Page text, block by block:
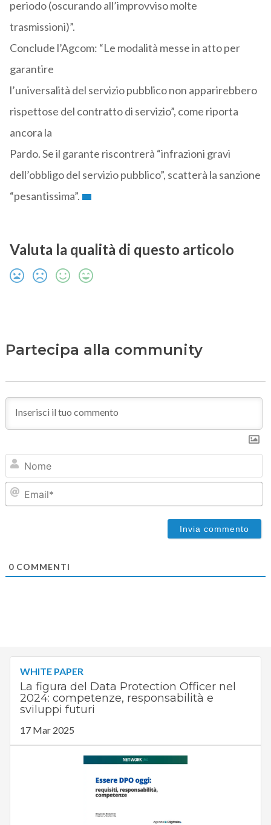
periodo (oscurando all’improvviso molte
trasmissioni)”.
Conclude l’Agcom: “Le modalità messe in atto per
garantire
l’universalità del servizio pubblico non apparirebbero
rispettose del contratto di servizio”, come riporta
ancora la
Pardo. Se il garante riscontrerà “infrazioni gravi
dell’obbligo del servizio pubblico”, scatterà la sanzione
“pesantissima”.
Valuta la qualità di questo articolo
Partecipa alla community
0COMMENTI
WHITE PAPER
La figura del Data Protection Officer nel
2024: competenze, responsabilità e
sviluppi futuri
17 Mar 2025